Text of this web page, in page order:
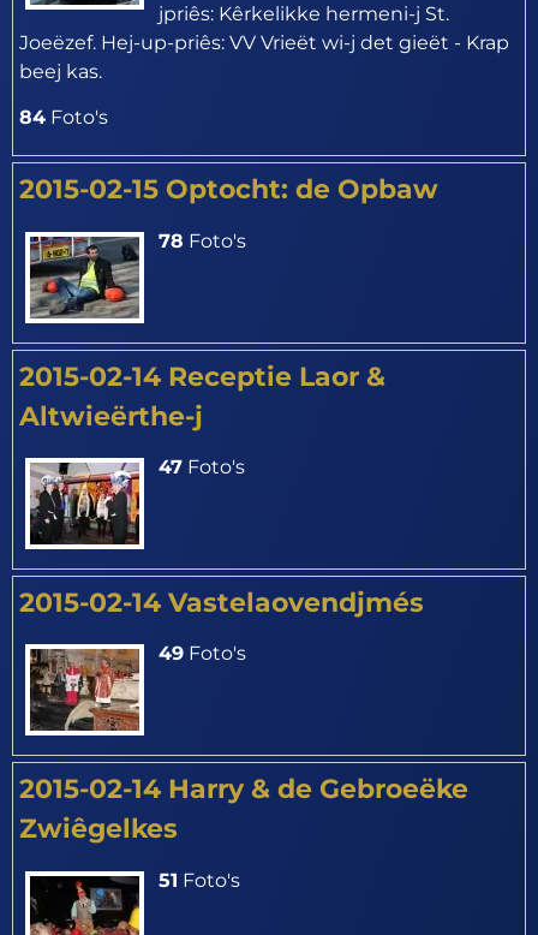
jpriês: Kêrkelikke hermeni-j St.
Joeëzef. Hej-up-priês: VV Vrieët wi-j det gieët - Krap
beej kas.
84 Foto's
2015-02-15 Optocht: de Opbaw
78 Foto's
2015-02-14 Receptie Laor &
Altwieërthe-j
47 Foto's
2015-02-14 Vastelaovendjmés
49 Foto's
2015-02-14 Harry & de Gebroeëke
Zwiêgelkes
51 Foto's